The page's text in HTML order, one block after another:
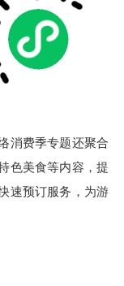
费季专题还聚合
色美食等内容，提
速预订服务，为游